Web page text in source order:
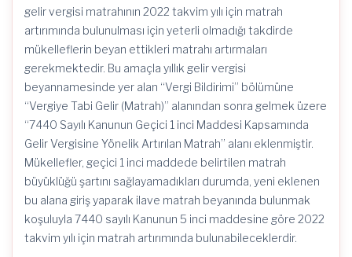
gelir vergisi matrahının 2022 takvim yılı için matrah
artırımında bulunulması için yeterli olmadığı takdirde
mükelleflerin beyan ettikleri matrahı artırmaları
gerekmektedir. Bu amaçla yıllık gelir vergisi
beyannamesinde yer alan “Vergi Bildirimi” bölümüne
“Vergiye Tabi Gelir (Matrah)” alanından sonra gelmek üzere
“7440 Sayılı Kanunun Geçici 1 inci Maddesi Kapsamında
Gelir Vergisine Yönelik Artırılan Matrah” alanı eklenmiştir.
Mükellefler, geçici 1 inci maddede belirtilen matrah
büyüklüğü şartını sağlayamadıkları durumda, yeni eklenen
bu alana giriş yaparak ilave matrah beyanında bulunmak
koşuluyla 7440 sayılı Kanunun 5 inci maddesine göre 2022
takvim yılı için matrah artırımında bulunabileceklerdir.